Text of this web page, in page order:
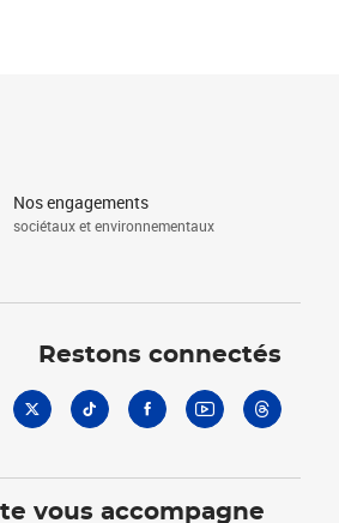
Nos engagements
sociétaux et environnementaux
Restons connectés
vous accompagne